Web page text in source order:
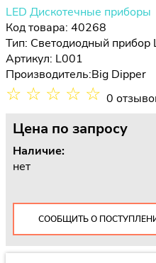
LED Дискотечные приборы
Код товара: 40268
Тип: Светодиодный прибор
Артикул: L001
Производитель:Big Dipper
☆ ☆ ☆ ☆ ☆ 0
Цена по запросу
Наличие:
нет
СООБЩИТЬ О